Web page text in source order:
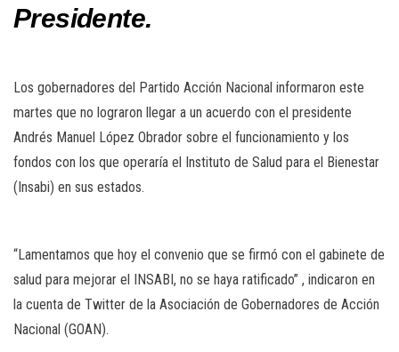
Presidente.
Los gobernadores del Partido Acción Nacional informaron este
martes que no lograron llegar a un acuerdo con el presidente
Andrés Manuel López Obrador sobre el funcionamiento y los
fondos con los que operaría el Instituto de Salud para el Bienestar
(Insabi) en sus estados.
“Lamentamos que hoy el convenio que se firmó con el gabinete de
salud para mejorar el INSABI, no se haya ratificado” , indicaron en
la cuenta de Twitter de la Asociación de Gobernadores de Acción
Nacional (GOAN).